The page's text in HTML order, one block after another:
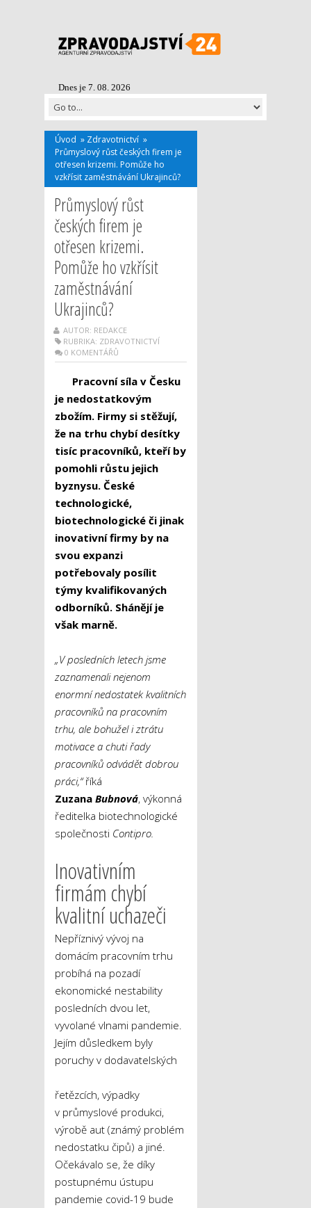
Dnes je 7. 08. 2026
Úvod » Zdravotnictví »
Průmyslový růst českých firem je
otřesen krizemi. Pomůže ho
vzkřísit zaměstnávání Ukrajinců?
Průmyslový růst
českých firem je
otřesen krizemi.
Pomůže ho vzkřísit
zaměstnávání
Ukrajinců?
AUTOR: REDAKCE
RUBRIKA: ZDRAVOTNICTVÍ
0 KOMENTÁŘŮ
Pracovní síla v Česku
je nedostatkovým
zbožím. Firmy si stěžují,
že na trhu chybí desítky
tisíc pracovníků, kteří by
pomohli růstu jejich
byznysu. České
technologické,
biotechnologické či jinak
inovativní firmy by na
svou expanzi
potřebovaly posílit
týmy kvalifikovaných
odborníků. Shánějí je
však marně.
„V posledních letech jsme
zaznamenali nejenom
enormní nedostatek kvalitních
pracovníků na pracovním
trhu, ale bohužel i ztrátu
motivace a chuti řady
pracovníků odvádět dobrou
práci,“říká
Zuzana Bubnová, výkonná
ředitelka biotechnologické
společnosti Contipro.
Inovativním
firmám chybí
kvalitní uchazeči
Nepříznivý vývoj na
domácím pracovním trhu
probíhá na pozadí
ekonomické nestability
posledních dvou let,
vyvolané vlnami pandemie.
Jejím důsledkem byly
poruchy v dodavatelských
řetězcích, výpadky
v průmyslové produkci,
výrobě aut (známý problém
nedostatku čipů) a jiné.
Očekávalo se, že díky
postupnému ústupu
pandemie covid-19 bude